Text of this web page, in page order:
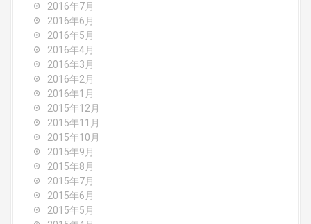
2016年7月
2016年6月
2016年5月
2016年4月
2016年3月
2016年2月
2016年1月
2015年12月
2015年11月
2015年10月
2015年9月
2015年8月
2015年7月
2015年6月
2015年5月